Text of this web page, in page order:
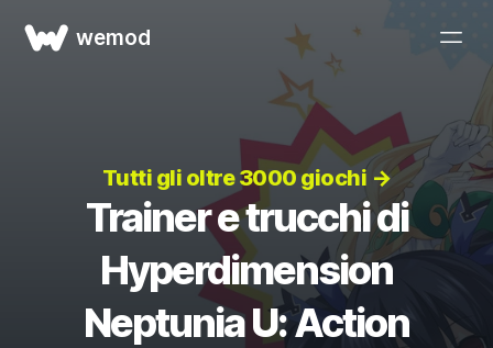
wemod
Tutti gli oltre 3000 giochi →
Trainer e trucchi di
Hyperdimension
Neptunia U: Action